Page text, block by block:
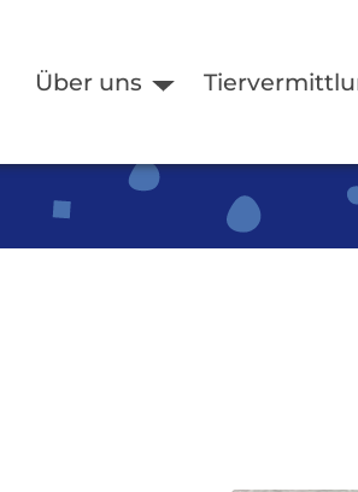
Über uns